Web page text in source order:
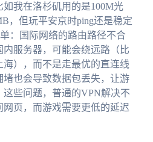
我在洛杉矶用的是100M光
，但玩平安京时ping还是稳定
：国际网络的路由路径不合
服务器，可能会绕远路（比
），而不是走最优的直连线
也会导致数据包丢失，让游
些问题，普通的VPN解决不
页，而游戏需要更低的延迟